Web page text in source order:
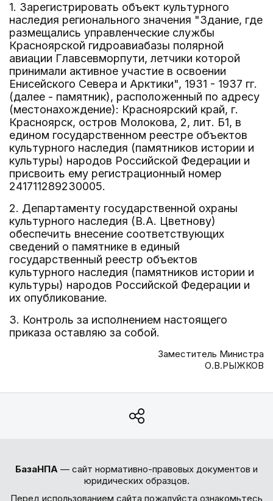
1. Зарегистрировать объект культурного
наследия регионального значения "Здание, где
размещались управленческие службы
Красноярской гидроавиабазы полярной
авиации Главсевморпути, летчики которой
принимали активное участие в освоении
Енисейского Севера и Арктики", 1931 - 1937 гг.
(далее - памятник), расположенный по адресу
(местонахождение): Красноярский край, г.
Красноярск, остров Молокова, 2, лит. Б1, в
едином государственном реестре объектов
культурного наследия (памятников истории и
культуры) народов Российской Федерации и
присвоить ему регистрационный номер
241711289230005.
2. Департаменту государственной охраны
культурного наследия (В.А. Цветнову)
обеспечить внесение соответствующих
сведений о памятнике в единый
государственный реестр объектов
культурного наследия (памятников истории и
культуры) народов Российской Федерации и
их опубликование.
3. Контроль за исполнением настоящего
приказа оставляю за собой.
Заместитель Министра
О.В.РЫЖКОВ
БазаНПА — сайт нормативно-правовых документов и
юридических образцов.
Перед использованием сайта пожалуйста ознакомьтесь